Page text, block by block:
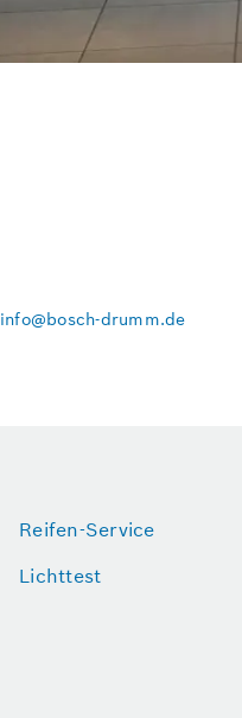
info@bosch-drumm.de
Reifen-Service
Lichttest